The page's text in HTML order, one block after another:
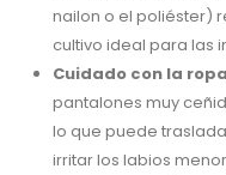
nailon o el poliéster)
cultivo ideal para las
Cuidado con la
pantalones muy
lo que puede
irritar los labios